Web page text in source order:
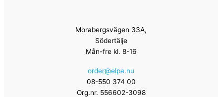
Morabergsvägen 33A,
Södertälje
Mån-fre kl. 8-16
order@elpa.nu
08-550 374 00
Org.nr. 556602-3098